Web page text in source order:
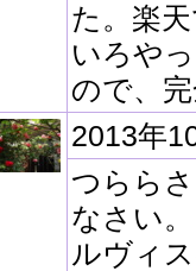
た。楽
いろや
ので、
2013年
つらら
なさい
ルヴィ